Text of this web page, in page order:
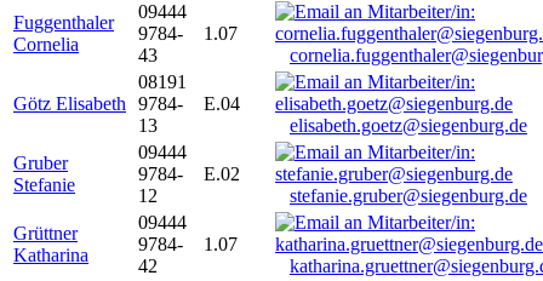
Fuggenthaler
Cornelia
09444
9784-
43
1.07
Götz Elisabeth
08191
9784-
13
E.04
elisabeth.goetz@siegenburg.de
Gruber
Stefanie
09444
9784-
12
E.02
stefanie.gruber@siegenburg.de
Grüttner
Katharina
09444
9784-
42
1.07